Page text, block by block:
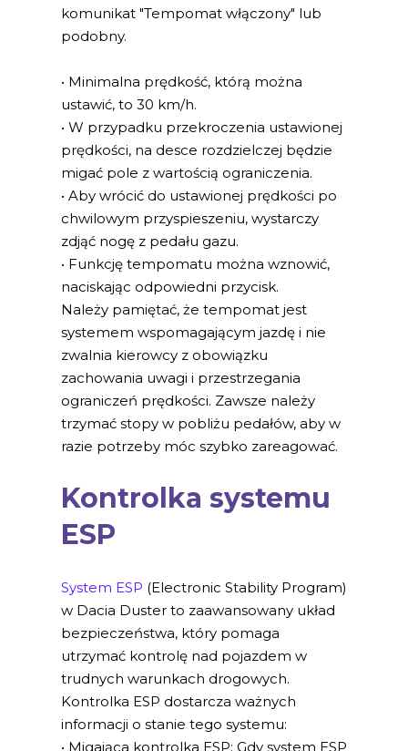
komunikat "Tempomat włączony" lub
podobny.
• Minimalna prędkość, którą można
ustawić, to 30 km/h.
• W przypadku przekroczenia ustawionej
prędkości, na desce rozdzielczej będzie
migać pole z wartością ograniczenia.
• Aby wrócić do ustawionej prędkości po
chwilowym przyspieszeniu, wystarczy
zdjąć nogę z pedału gazu.
• Funkcję tempomatu można wznowić,
naciskając odpowiedni przycisk.
Należy pamiętać, że tempomat jest
systemem wspomagającym jazdę i nie
zwalnia kierowcy z obowiązku
zachowania uwagi i przestrzegania
ograniczeń prędkości. Zawsze należy
trzymać stopy w pobliżu pedałów, aby w
razie potrzeby móc szybko zareagować.
Kontrolka systemu
ESP
System ESP (Electronic Stability Program)
w Dacia Duster to zaawansowany układ
bezpieczeństwa, który pomaga
utrzymać kontrolę nad pojazdem w
trudnych warunkach drogowych.
Kontrolka ESP dostarcza ważnych
informacji o stanie tego systemu:
• Migająca kontrolka ESP: Gdy system ESP